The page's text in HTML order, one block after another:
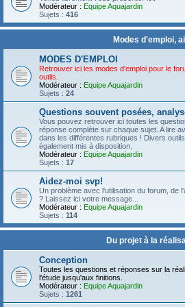
Modérateur : Equipe Aquajardin
Sujets : 416
Modes d'emploi,
MODES D'EMPLOI
Retrouver ici les modes d'emploi pour le
outils.
Modérateur : Equipe Aquajardin
Sujets : 24
Questions souvent posées,
Vous pouvez retrouver ici toutes les
réponse complète sur chaque sujet. A lire
dans les différentes rubriques ! Divers
également mis à disposition.
Modérateur : Equipe Aquajardin
Sujets : 17
Aidez-moi svp!
Un problème avec l'utilisation du forum, de
? Laissez ici votre message...
Modérateur : Equipe Aquajardin
Sujets : 114
Du projet à la
Conception
Toutes les questions et réponses sur la
l'étude jusqu'aux finitions.
Modérateur : Equipe Aquajardin
Sujets : 1261